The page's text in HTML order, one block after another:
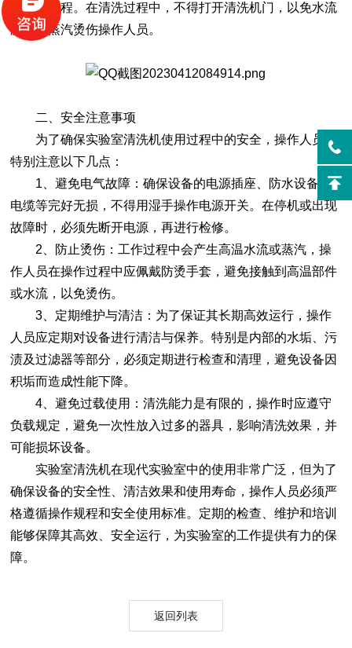
动清洗过程。在清洗过程中，不得打开清洗机门，以免水流
溅出或蒸汽烫伤操作人员。
二、安全注意事项
为了确保实验室清洗机使用过程中的安全，操作人员应
特别注意以下几点：
1、避免电气故障：确保设备的电源插座、防水设备及
电缆等完好无损，不得用湿手操作电源开关。在停机或出现
故障时，必须先断开电源，再进行检修。
2、防止烫伤：工作过程中会产生高温水流或蒸汽，操
作人员在操作过程中应佩戴防烫手套，避免接触到高温部件
或水流，以免烫伤。
3、定期维护与清洁：为了保证其长期高效运行，操作
人员应定期对设备进行清洁与保养。特别是内部的水垢、污
渍及过滤器等部分，必须定期进行检查和清理，避免设备因
积垢而造成性能下降。
4、避免过载使用：清洗能力是有限的，操作时应遵守
负载规定，避免一次性放入过多的器具，影响清洗效果，并
可能损坏设备。
实验室清洗机在现代实验室中的使用非常广泛，但为了
确保设备的安全性、清洁效果和使用寿命，操作人员必须严
格遵循操作规程和安全使用标准。定期的检查、维护和培训
能够保障其高效、安全运行，为实验室的工作提供有力的保
障。
返回列表